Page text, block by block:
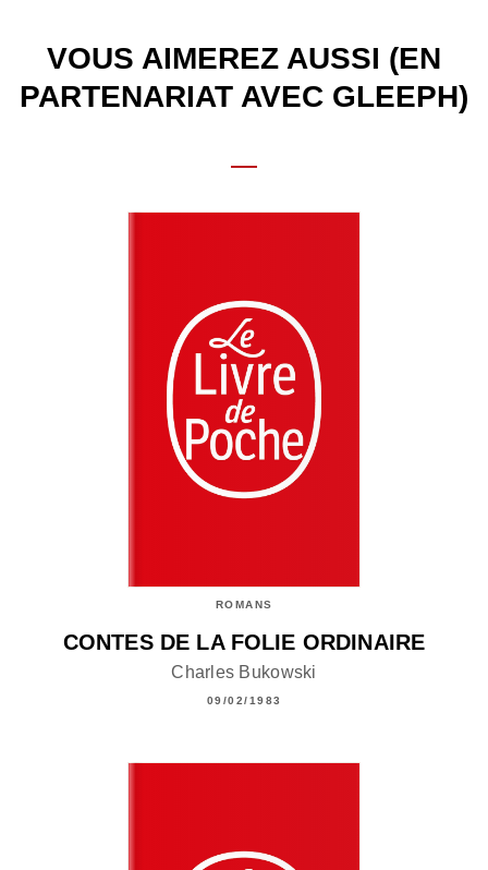
VOUS AIMEREZ AUSSI (EN
PARTENARIAT AVEC GLEEPH)
ROMANS
CONTES DE LA FOLIE ORDINAIRE
Charles Bukowski
09/02/1983